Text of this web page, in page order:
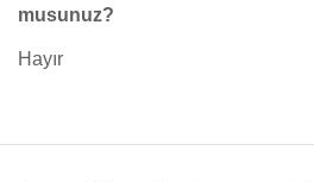
musunuz?
Hayır